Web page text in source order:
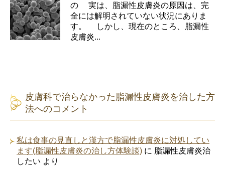
の 実は、脂漏性皮膚炎の原因は、完
全には解明されていない状況にありま
す。 しかし、現在のところ、脂漏性
皮膚炎...
皮膚科で治らなかった脂漏性皮膚炎を治した方
法へのコメント
私は食事の見直しと漢方で脂漏性皮膚炎に対処してい
ます(脂漏性皮膚炎の治し方体験談) に 脂漏性皮膚炎治
したい より